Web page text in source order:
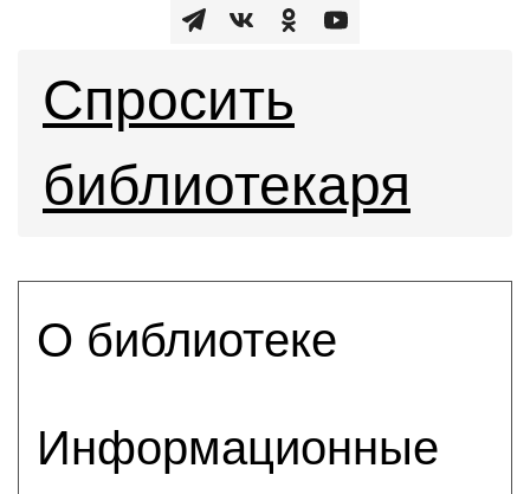
Спросить
библиотекаря
О библиотеке
Информационные